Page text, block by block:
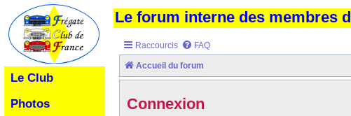
Le Club
Photos
Le forum interne des membres
Raccourcis FAQ
Accueil du forum
Connexion